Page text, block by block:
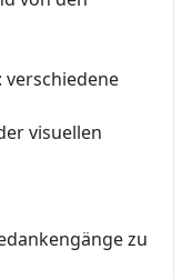
verschiedene
visuellen
zu